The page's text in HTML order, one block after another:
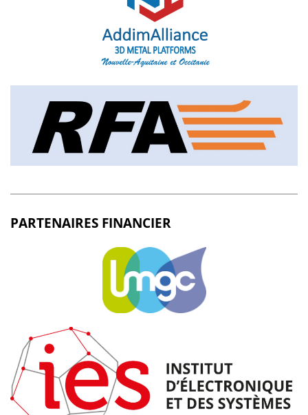
PARTENAIRES FINANCIER